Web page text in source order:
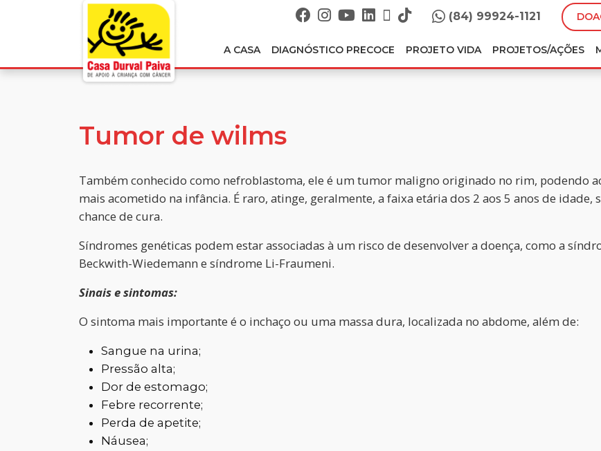
(84) 99924-1121
A CASA DIAGNÓSTICO PRECOCE PROJETO VIDA PROJETOS/AÇÕES
Tumor de wilms
Também conhecido como nefroblastoma, ele é um tumor maligno originado no rim, podendo
mais acometido na infância. É raro, atinge, geralmente, a faixa etária dos 2 aos 5 anos de
chance de cura.
Síndromes genéticas podem estar associadas à um risco de desenvolver a doença, como a
Beckwith-Wiedemann e síndrome Li-Fraumeni.
Sinais e sintomas:
O sintoma mais importante é o inchaço ou uma massa dura, localizada no abdome, além de:
Sangue na urina;
Pressão alta;
Dor de estomago;
Febre recorrente;
Perda de apetite;
Náusea;